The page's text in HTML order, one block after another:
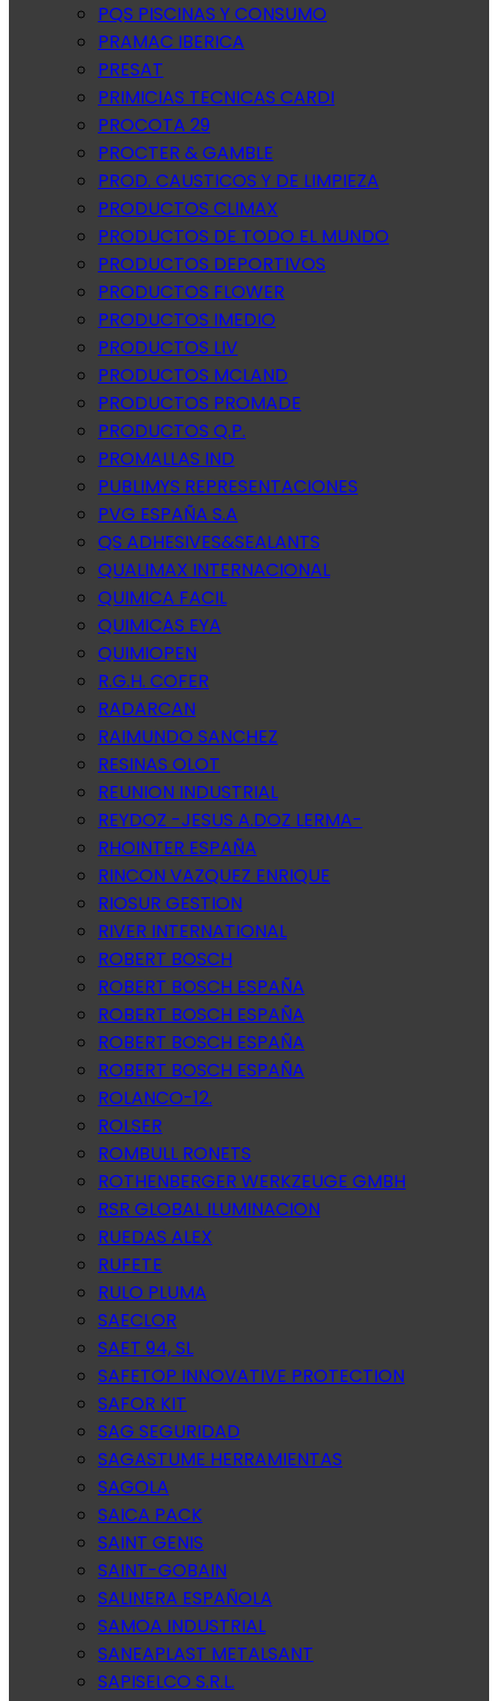
PQS PISCINAS Y CONSUMO
PRAMAC IBERICA
PRESAT
PRIMICIAS TECNICAS CARDI
PROCOTA 29
PROCTER & GAMBLE
PROD. CAUSTICOS Y DE LIMPIEZA
PRODUCTOS CLIMAX
PRODUCTOS DE TODO EL MUNDO
PRODUCTOS DEPORTIVOS
PRODUCTOS FLOWER
PRODUCTOS IMEDIO
PRODUCTOS LIV
PRODUCTOS MCLAND
PRODUCTOS PROMADE
PRODUCTOS Q.P.
PROMALLAS IND
PUBLIMYS REPRESENTACIONES
PVG ESPAÑA S.A
QS ADHESIVES&SEALANTS
QUALIMAX INTERNACIONAL
QUIMICA FACIL
QUIMICAS EYA
QUIMIOPEN
R.G.H. COFER
RADARCAN
RAIMUNDO SANCHEZ
RESINAS OLOT
REUNION INDUSTRIAL
REYDOZ -JESUS A.DOZ LERMA-
RHOINTER ESPAÑA
RINCON VAZQUEZ ENRIQUE
RIOSUR GESTION
RIVER INTERNATIONAL
ROBERT BOSCH
ROBERT BOSCH ESPAÑA
ROBERT BOSCH ESPAÑA
ROBERT BOSCH ESPAÑA
ROBERT BOSCH ESPAÑA
ROLANCO-12.
ROLSER
ROMBULL RONETS
ROTHENBERGER WERKZEUGE GMBH
RSR GLOBAL ILUMINACION
RUEDAS ALEX
RUFETE
RULO PLUMA
SAECLOR
SAET 94, SL
SAFETOP INNOVATIVE PROTECTION
SAFOR KIT
SAG SEGURIDAD
SAGASTUME HERRAMIENTAS
SAGOLA
SAICA PACK
SAINT GENIS
SAINT-GOBAIN
SALINERA ESPAÑOLA
SAMOA INDUSTRIAL
SANEAPLAST METALSANT
SAPISELCO S.R.L.